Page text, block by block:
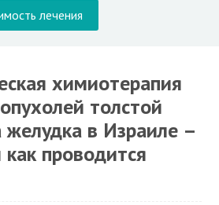
лечения
химиотерапия
толстой
в Израиле –
проводится